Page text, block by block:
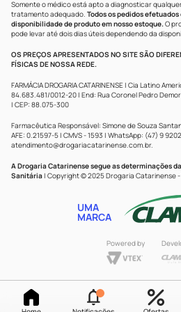
Somente o médico está apto a diagnosticar
tratamento adequado. Todos os pedidos
disponibilidade de produto em nosso estoque.O
pode levar até dois dias úteis dependendo da
OS PREÇOS APRESENTADOS NO SITE SÃO
FÍSICAS DE NOSSA REDE.
FARMÁCIA DROGARIA CATARINENSE | Cia Latino
84.683.481/0012-20 | End: Rua Coronel Pedro
| CEP: 88.075-300
Farmacêutica Responsável: Simone de Souza
AFE: 0.21597-5 | CMVS - 1593 | WhatsApp: (47) 9
atendimento@drogariacatarinense.com.br.
A Drogaria Catarinense segue as determinações
Sanitária | Copyright © 2025 Drogaria Catarinense
UMA
MARCA
Powered by